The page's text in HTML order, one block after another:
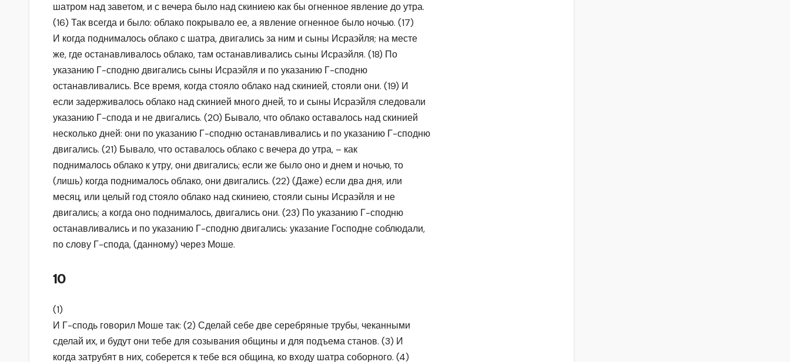
шатром над заветом, и с вечера было над скиниею как бы огненное явление до утра.
(16) Так всегда и было: облако покрывало ее, а явление огненное было ночью. (17)
И когда поднималось облако с шатра, двигались за ним и сыны Исраэйля; на месте
же, где останавливалось облако, там останавливались сыны Исраэйля. (18) По
указанию Г-сподню двигались сыны Исраэйля и по указанию Г-сподню
останавливались. Все время, когда стояло облако над скинией, стояли они. (19) И
если задерживалось облако над скинией много дней, то и сыны Исраэйля следовали
указанию Г-спода и не двигались. (20) Бывало, что облако оставалось над скинией
несколько дней: они по указанию Г-сподню останавливались и по указанию Г-сподню
двигались. (21) Бывало, что оставалось облако с вечера до утра, – как
поднималось облако к утру, они двигались; если же было оно и днем и ночью, то
(лишь) когда поднималось облако, они двигались. (22) (Даже) если два дня, или
месяц, или целый год стояло облако над скиниею, стояли сыны Исраэйля и не
двигались; а когда оно поднималось, двигались они. (23) По указанию Г-сподню
останавливались и по указанию Г-сподню двигались: указание Господне соблюдали,
по слову Г-спода, (данному) через Моше.
10
(1)
И Г-сподь говорил Моше так: (2) Сделай себе две серебряные трубы, чеканными
сделай их, и будут они тебе для созывания общины и для подъема станов. (3) И
когда затрубят в них, соберется к тебе вся община, ко входу шатра соборного. (4)